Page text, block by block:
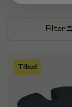
Filter
Tilbud